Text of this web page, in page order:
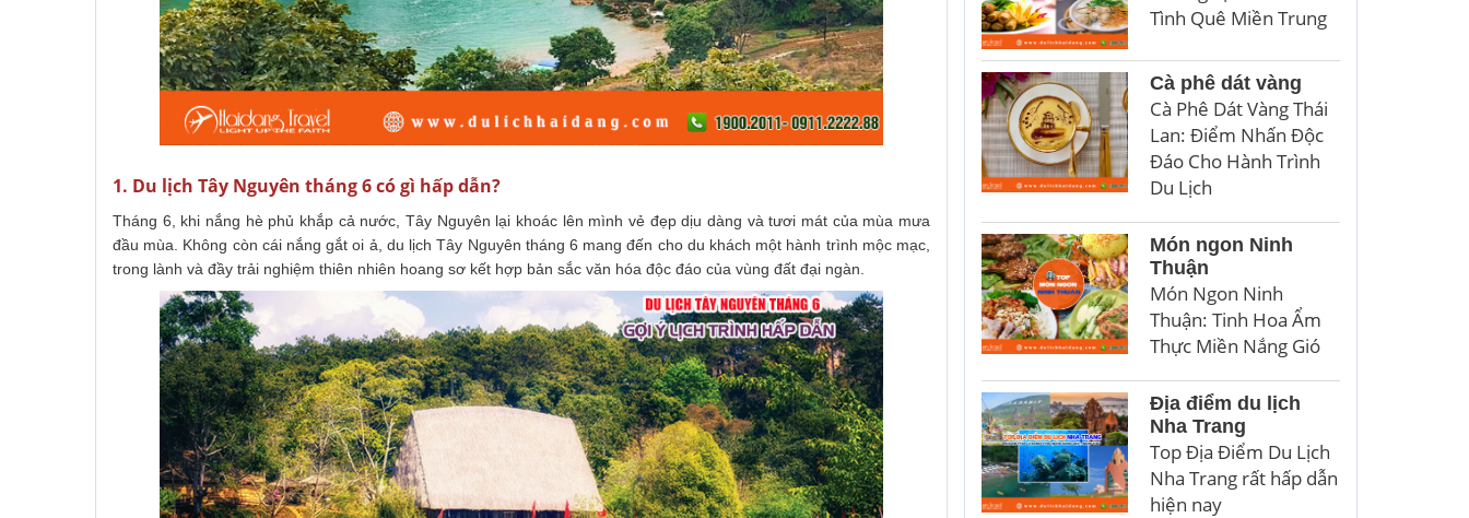
1. Du lịch Tây Nguyên tháng 6 có gì hấp dẫn?
Tháng 6, khi nắng hè phủ khắp cả nước, Tây Nguyên lại khoác lên mình vẻ đẹp dịu dàng và tươi mát của mùa mưa
đầu mùa. Không còn cái nắng gắt oi ả, du lịch Tây Nguyên tháng 6 mang đến cho du khách một hành trình mộc mạc,
trong lành và đầy trải nghiệm thiên nhiên hoang sơ kết hợp bản sắc văn hóa độc đáo của vùng đất đại ngàn.
Tình Quê Miền Trung
Cà phê dát vàng
Cà Phê Dát Vàng Thái
Lan: Điểm Nhấn Độc
Đáo Cho Hành Trình
Du Lịch
Món ngon Ninh
Thuận
Món Ngon Ninh
Thuận: Tinh Hoa Ẩm
Thực Miền Nắng Gió
Địa điểm du lịch
Nha Trang
Top Địa Điểm Du Lịch
Nha Trang rất hấp dẫn
hiện nay